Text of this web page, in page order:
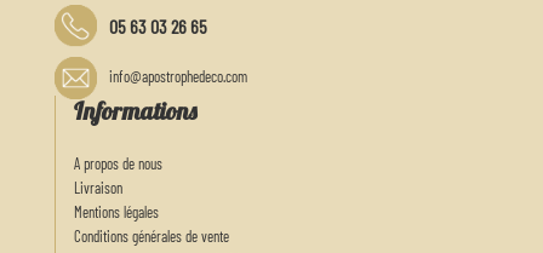
05 63 03 26 65
info@apostrophedeco.com
Informations
A propos de nous
Livraison
Mentions légales
Conditions générales de vente